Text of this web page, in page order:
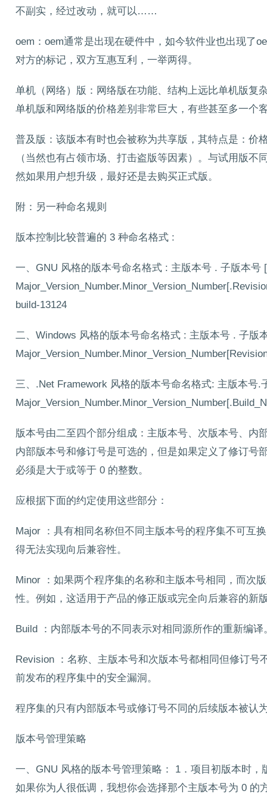
不副实，经过改动，就可以……
oem：oem通常是出现在硬件中，如今软件业也出现了
对方的标记，双方互惠互利，一举两得。
单机（网络）版：网络版在功能、结构上远比单机版复
单机版和网络版的价格差别非常巨大，有些甚至多一个
普及版：该版本有时也会被称为共享版，其特点是：价
（当然也有占领市场、打击盗版等因素）。与试用版
然如果用户想升级，最好还是去购买正式版。
附：另一种命名规则
版本控制比较普遍的 3 种命名格式 :
一、GNU 风格的版本号命名格式 : 主版本号 . 子版本号
build-13124
二、Windows 风格的版本号命名格式 : 主版本号 . 子版
三、.Net Framework 风格的版本号命名格式: 主版本号
版本号由二至四个部分组成：主版本号、次版本号、内
内部版本号和修订号是可选的，但是如果定义了修订号
必须是大于或等于 0 的整数。
应根据下面的约定使用这些部分：
Major ：具有相同名称但不同主版本号的程序集不可互
得无法实现向后兼容性。
Minor ：如果两个程序集的名称和主版本号相同，而次
性。例如，这适用于产品的修正版或完全向后兼容的新
Build ：内部版本号的不同表示对相同源所作的重新编
Revision ：名称、主版本号和次版本号都相同但修订
前发布的程序集中的安全漏洞。
程序集的只有内部版本号或修订号不同的后续版本被认
版本号管理策略
一、GNU 风格的版本号管理策略： 1．项目初版本时
如果你为人很低调，我想你会选择那个主版本号为 0 的